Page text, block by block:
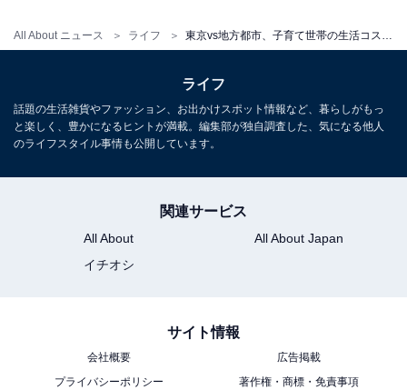
All About ニュース ライフ
ライフ
話題の生活雑貨やファッション、お出かけスポット情報など、暮らしがもっ
と楽しく、豊かになるヒントが満載。編集部が独自調査した、気になる他人
のライフスタイル事情も公開しています。
関連サービス
All About
All About Japan
イチオシ
サイト情報
会社概要
広告掲載
プライバシーポリシー
著作権・商標・免責事項